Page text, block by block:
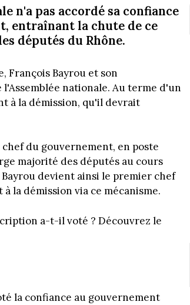
n'a pas accordé sa confiance
entraînant la chute de ce
députés du Rhône.
François Bayrou et son
nationale. Au terme d'un
à la démission, qu'il devrait
du gouvernement, en poste
majorité des députés au cours
devient ainsi le premier chef
la démission via ce mécanisme.
a-t-il voté ? Découvrez le
la confiance au gouvernement